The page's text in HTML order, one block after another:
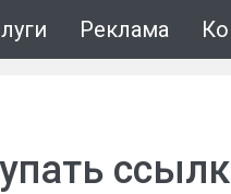
Реклама